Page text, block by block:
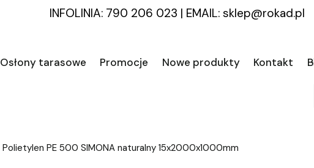
INFOLINIA: 790 206 023 | EMAIL: sklep@rokad.pl
Osłony tarasowe Promocje Nowe produkty Kontakt
Polietylen PE 500 SIMONA naturalny 15x2000x1000mm